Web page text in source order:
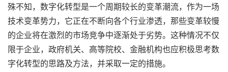
殊不知，数字化转型是一个周期较长的变革潮流，作为一场
技术变革势力，它正在不断向各个行业渗透，那些变革较慢
的企业将在激烈的市场竞争中逐渐处于劣势。这种情况不仅
限于企业，政府机关、高等院校、金融机构也应积极思考数
字化转型的思路及方法，并采取一定的措施。